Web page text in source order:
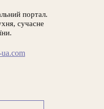
портал.
сучасне